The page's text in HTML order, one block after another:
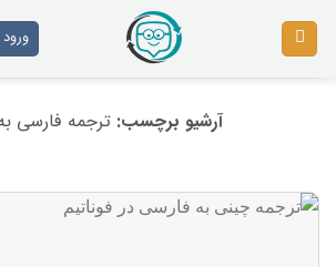
آرشیو برچسب:ترجمه فارسی